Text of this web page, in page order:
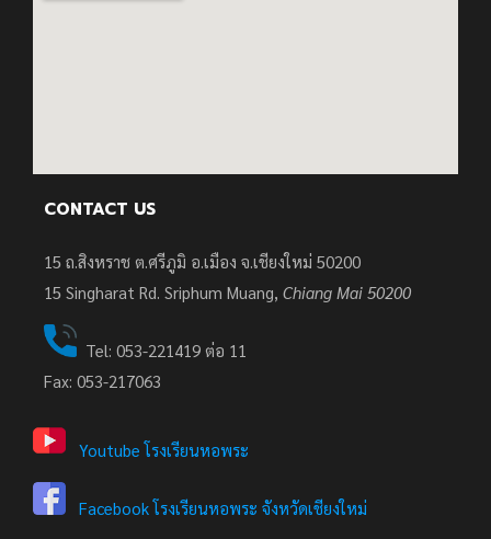
CONTACT US
15 ถ.สิงหราช ต.ศรีภูมิ อ.เมือง จ.เชียงใหม่ 50200
15 Singharat Rd. Sriphum Muang, Chiang Mai 50200
Tel: 053-221419 ต่อ 11
Fax: 053-217063
Youtube โรงเรียนหอพระ
Facebook โรงเรียนหอพระ จังหวัดเชียงใหม่